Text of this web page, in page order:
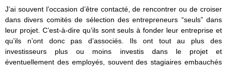
J’ai souvent l’occasion d’être contacté, de rencontrer ou de croiser
dans divers comités de sélection des entrepreneurs “seuls” dans
leur projet. C’est-à-dire qu’ils sont seuls à fonder leur entreprise et
qu’ils n’ont donc pas d’associés. Ils ont tout au plus des
investisseurs plus ou moins investis dans le projet et
éventuellement des employés, souvent des stagiaires embauchés